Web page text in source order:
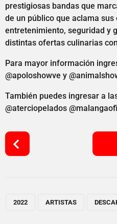
prestigiosas bandas que
de un público que aclama
entretenimiento, seguridad y
distintas ofertas culinarias
Para mayor información
@apoloshowve y
También puedes ingresar a
@aterciopelados
P
o
2022 ARTISTAS